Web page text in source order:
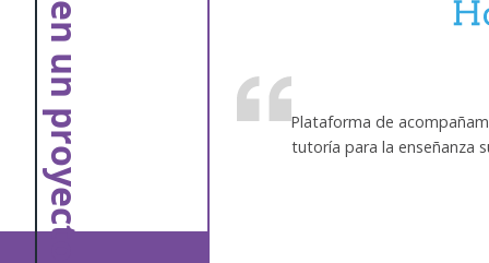
Plataforma de
tutoría para la enseñanza